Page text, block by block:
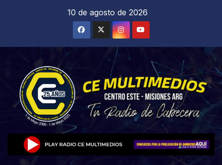
10 de agosto de 2026